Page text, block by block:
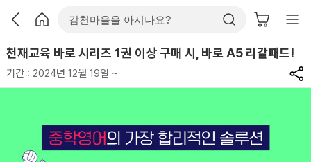
천재교육 바로 시리즈 1권 이상 구매 시, 바로 A5 리갈패드!
기간 : 2024년 12월 19일 ~